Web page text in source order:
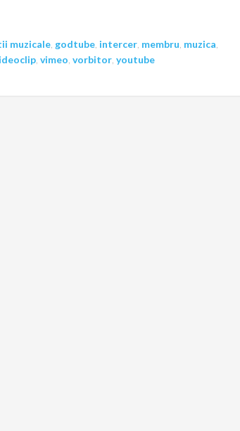
muzicale godtube intercer membru muzica
vimeo vorbitor youtube